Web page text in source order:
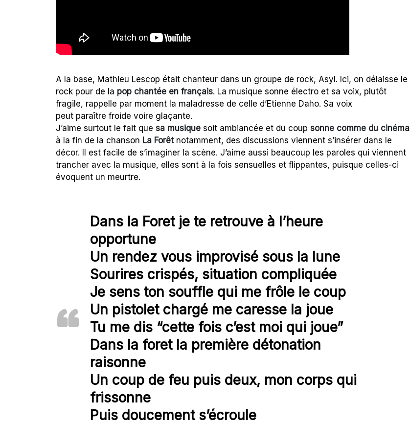
A la base, Mathieu Lescop était chanteur dans un groupe de rock, Asyl. Ici, on délaisse le
rock pour de la pop chantée en français. La musique sonne électro et sa voix, plutôt
fragile, rappelle par moment la maladresse de celle d’Etienne Daho. Sa voix
peut paraître froide voire glaçante.
J’aime surtout le fait que sa musique soit ambiancée et du coup sonne comme du cinéma
à la fin de la chanson La Forêtnotamment, des discussions viennent s’insérer dans le
décor. Il est facile de s’imaginer la scène. J’aime aussi beaucoup les paroles qui viennent
trancher avec la musique, elles sont à la fois sensuelles et flippantes, puisque celles-ci
évoquent un meurtre.
Dans la Foret je te retrouve à l’heure
opportune
Un rendez vous improvisé sous la lune
Sourires crispés, situation compliquée
Je sens ton souffle qui me frôle le coup
Un pistolet chargé me caresse la joue
Tu me dis “cette fois c’est moi qui joue”
Dans la foret la première détonation
raisonne
Un coup de feu puis deux, mon corps qui
frissonne
Puis doucement s’écroule